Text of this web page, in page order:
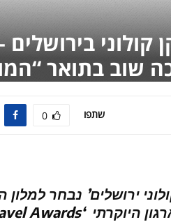
קולוני
שוב בתואר
שתפו 0
ירושלים’ נבחר